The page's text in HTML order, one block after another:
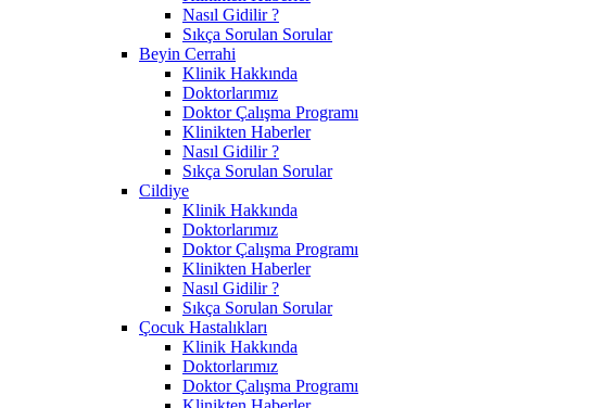
Nasıl Gidilir ?
Sıkça Sorulan Sorular
Beyin Cerrahi
Klinik Hakkında
Doktorlarımız
Doktor Çalışma Programı
Klinikten Haberler
Nasıl Gidilir ?
Sıkça Sorulan Sorular
Cildiye
Klinik Hakkında
Doktorlarımız
Doktor Çalışma Programı
Klinikten Haberler
Nasıl Gidilir ?
Sıkça Sorulan Sorular
Çocuk Hastalıkları
Klinik Hakkında
Doktorlarımız
Doktor Çalışma Programı